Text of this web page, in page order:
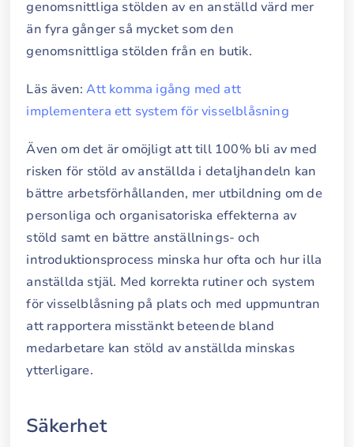
genomsnittliga stölden av en anställd värd mer
än fyra gånger så mycket som den
genomsnittliga stölden från en butik.
Läs även:Att komma igång med att
implementera ett system för visselblåsning
Även om det är omöjligt att till 100% bli av med
risken för stöld av anställda i detaljhandeln kan
bättre arbetsförhållanden, mer utbildning om de
personliga och organisatoriska effekterna av
stöld samt en bättre anställnings- och
introduktionsprocess minska hur ofta och hur illa
anställda stjäl. Med korrekta rutiner och system
för visselblåsning på plats och med uppmuntran
att rapportera misstänkt beteende bland
medarbetare kan stöld av anställda minskas
ytterligare.
Säkerhet